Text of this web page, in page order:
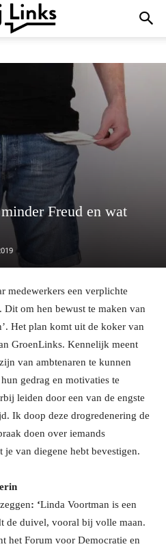
Freud en wat
medewerkers een verplichte
Dit om hen bewust te maken van
Het plan komt uit de koker van
GroenLinks. Kennelijk meent
van ambtenaren te kunnen
gedrag en motivaties te
leiden door een van de engste
Ik doop deze drogredenering de
doen over iemands
je van diegene hebt bevestigen.
: ‘Linda Voortman is een
de duivel, vooral bij volle maan.
het Forum voor Democratie en